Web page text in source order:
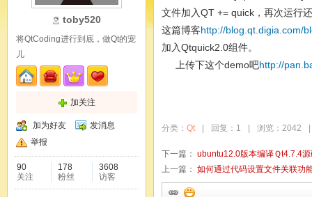
toby520
将QtCoding进行到底，做Qt的宠
儿
加关注
加为好友
发消息
举报
90
关注
178
粉丝
3608
访客
文件加入QT += quick，再次运行
这篇博客http://blog.qt.digia.com/
加入Qtquick2.0组件。
上传下这个demo吧http://
分类： Qt 回复：1 浏览：2042
下一篇： ubuntu12.0版本编译Ｑt4.7.4
上一篇： 如何通过代码设置文件关联功